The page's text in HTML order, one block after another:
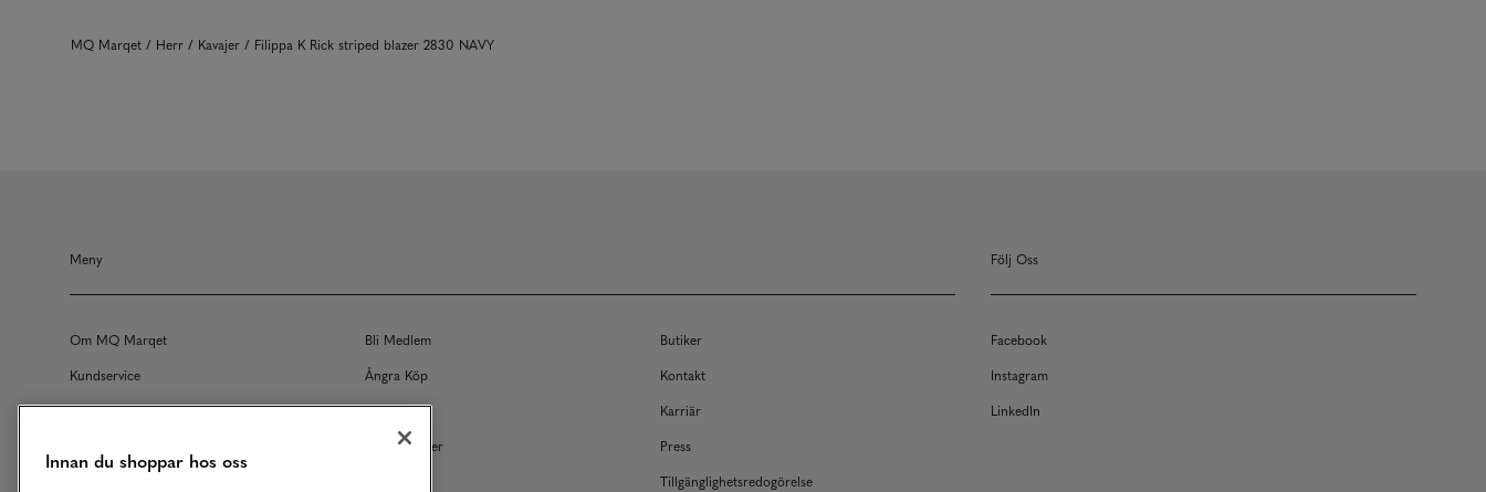
MQ Marqet Herr Kavajer Filippa K Rick striped blazer 2830 NAVY
Meny
Om MQ Marqet Bli Medlem
Butiker
Kundservice
Ångra Köp
Kontakt
Returer
Köpvillkor
Karriär
Våra Tjänster
Press
Tillgänglighetsredogörelse
Följ Oss
Facebook
Instagram
LinkedIn
Innan du shoppar hos oss